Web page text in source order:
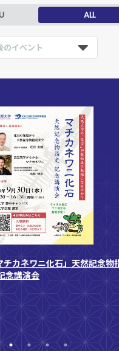
ALL
のイベント
チカネワニ化石」天然記念物
念講演会